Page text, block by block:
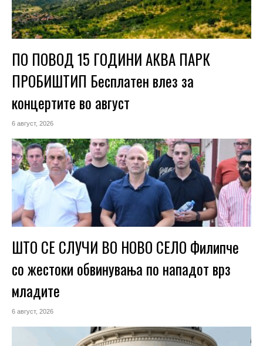
ПО ПОВОД 15 ГОДИНИ АКВА ПАРК
ПРОБИШТИП Бесплатен влез за
концертите во август
6 август, 2026
ШТО СЕ СЛУЧИ ВО НОВО СЕЛО Филипче
со жестоки обвинувања по нападот врз
младите
6 август, 2026